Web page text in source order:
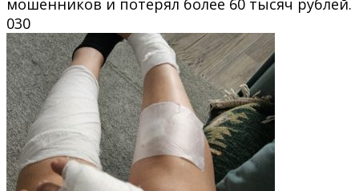
мошенников и потерял более 60 тысяч рублей.
030